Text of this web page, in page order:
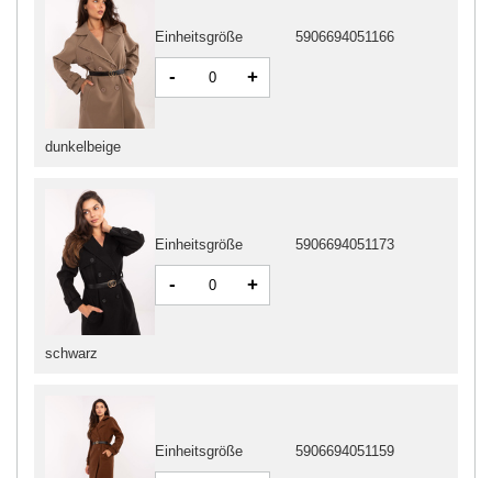
dunkelbeige
Einheitsgröße 5906694051166
- +
schwarz
Einheitsgröße 5906694051173
- +
Einheitsgröße 5906694051159